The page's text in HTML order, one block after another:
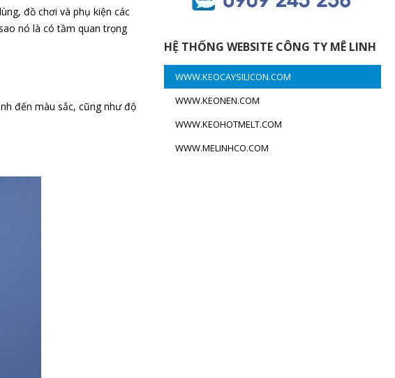
nến
không
đồ chơi và phụ kiện các
nó là có tầm quan trọng
đến màu sắc, cũng như độ
HỆ THỐNG WEBSITE CÔNG TY MÊ LINH
WWW.KEOCAYSILICON.COM
WWW.KEONEN.COM
WWW.KEOHOTMELT.COM
WWW.MELINHCO.COM